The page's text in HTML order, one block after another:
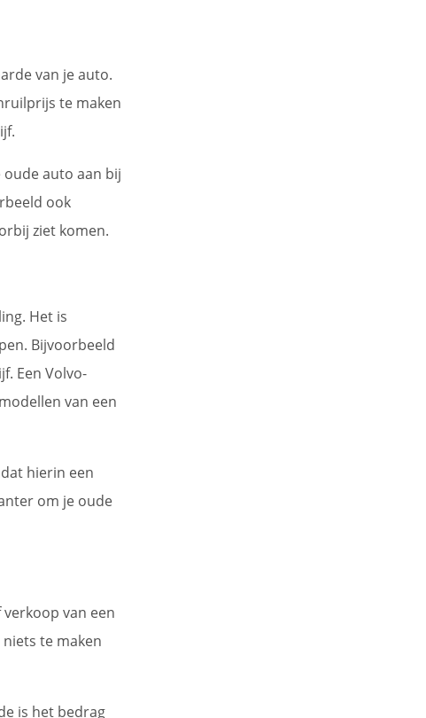
van je auto.
te maken
oude auto aan bij
ook
ziet komen.
Het is
Bijvoorbeeld
Een Volvo-
van een
hierin een
om je oude
van een
te maken
is het bedrag